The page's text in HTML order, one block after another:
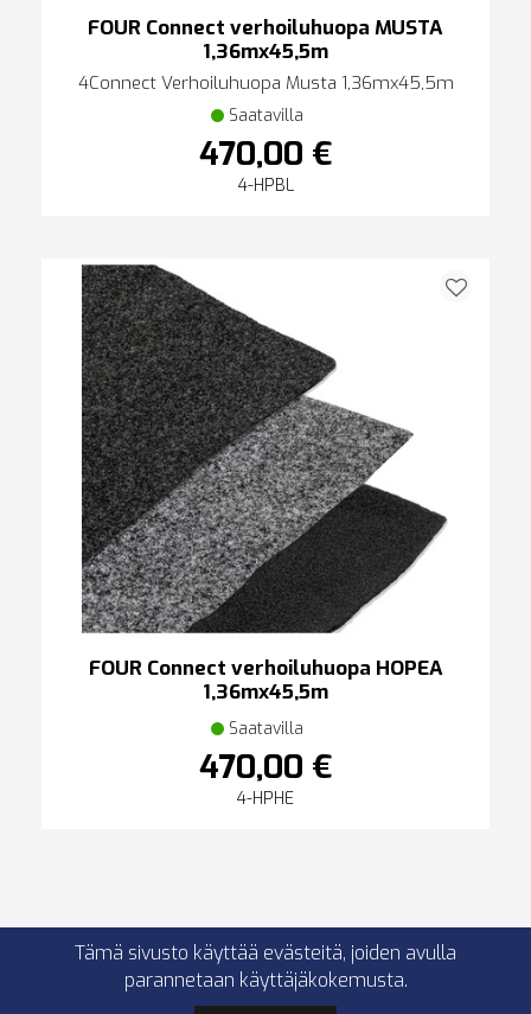
FOUR Connect verhoiluhuopa MUSTA
1,36mx45,5m
4Connect Verhoiluhuopa Musta 1,36mx45,5m
Saatavilla
470,00 €
4-HPBL
FOUR Connect verhoiluhuopa HOPEA
1,36mx45,5m
Saatavilla
470,00 €
4-HPHE
Tämä sivusto käyttää evästeitä, joiden avulla
parannetaan käyttäjäkokemusta.